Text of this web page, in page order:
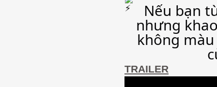
Nếu bạn
nhưng
không
TRAILER